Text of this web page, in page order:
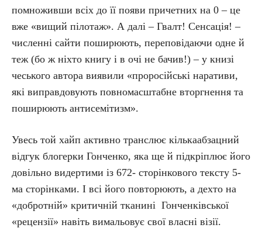
помноживши всіх до її появи причетних на 0 – це
вже «вищий пілотаж». А далі – Гвалт! Сенсація! –
численні сайти поширюють, переповідаючи одне й
теж (бо ж ніхто книгу і в очі не бачив!) – у книзі
чеського автора виявили «проросійські наративи,
які виправдовують повномасштабне вторгнення та
поширюють антисемітизм».
Увесь той хайп активно транслює кількаабзацний
відгук блогерки Гонченко, яка ще й підкріплює його
довільно видертими із 672- сторінкового тексту 5-
ма сторінками. І всі його повторюють, а дехто на
«добротній» критичній тканині Гонченківської
«рецензії» навіть вимальовує свої власні візії.